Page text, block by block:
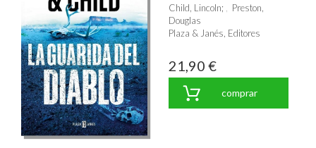
Child, Lincoln;
Preston,
Douglas
Plaza & Janés, Editores
21,90 €
comprar